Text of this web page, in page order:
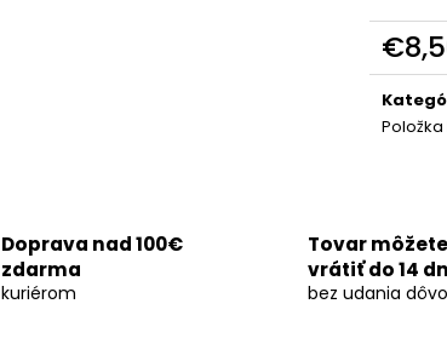
cena:
Doprava nad 100€
zdarma
kuriérom
Tovar môžete
vrátiť do 14
bez udania